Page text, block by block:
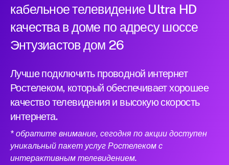
кабельное телевидение Ultra HD
качества в доме по адресу шоссе
Энтузиастов дом 26
Лучше подключить проводной интернет
Ростелеком, который обеспечивает хорошее
качество телевидения и высокую скорость
интернета.
* обратите внимание, сегодня по акции доступен
уникальный пакет услуг Ростелеком с
интерактивным телевидением.